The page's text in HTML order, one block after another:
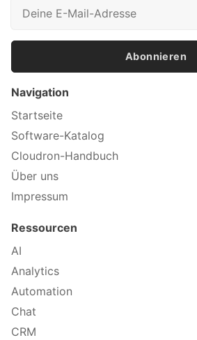
Abonnieren
Navigation
Startseite
Software-Katalog
Cloudron-Handbuch
Über uns
Impressum
Ressourcen
AI
Analytics
Automation
Chat
CRM